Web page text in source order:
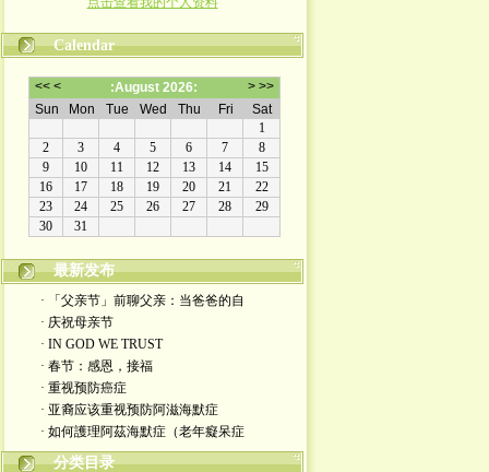
Calendar
最新发布
· 「父亲节」前聊父亲：当爸爸的自
· 庆祝母亲节
· IN GOD WE TRUST
· 春节：感恩，接福
· 重视预防癌症
· 亚裔应该重视预防阿滋海默症
· 如何護理阿茲海默症（老年癡呆症
分类目录